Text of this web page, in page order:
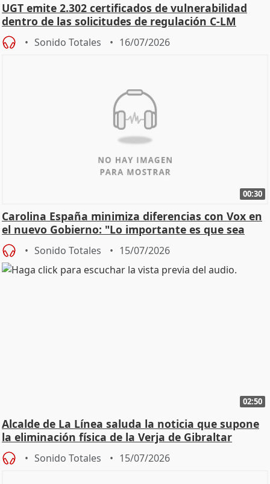
UGT emite 2.302 certificados de vulnerabilidad
dentro de las solicitudes de regulación C-LM
Sonido Totales 16/07/2026
00:30
Carolina España minimiza diferencias con Vox en
el nuevo Gobierno: "Lo importante es que sea
una leg
Sonido Totales 15/07/2026
02:50
Alcalde de La Línea saluda la noticia que supone
la eliminación física de la Verja de Gibraltar
Sonido Totales 15/07/2026